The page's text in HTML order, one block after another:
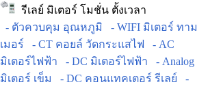
รีเลย์ มิเตอร์ โมชั่น ตั้งเวลา
- ตัวควบคุม อุณหภูมิ
- WIFI มิเตอร์ ทาม
เมอร์
- CT คอยล์ วัดกระแสไฟ
- AC
มิเตอร์ไฟฟ้า
- DC มิเตอร์ไฟฟ้า
- Analog
มิเตอร์ เข็ม
- DC คอนแทคเตอร์ รีเลย์
-